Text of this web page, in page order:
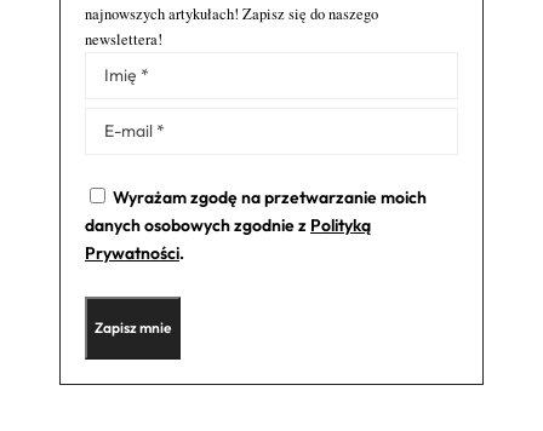
najnowszych artykułach! Zapisz się do naszego
newslettera!
Wyrażam zgodę na przetwarzanie moich
danych osobowych zgodnie z Polityką
Prywatności.
Alternative: